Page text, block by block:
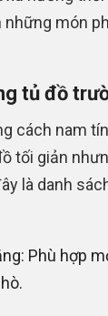
những món
tủ đồ
cách nam
tối giản
là danh
Phù hợp